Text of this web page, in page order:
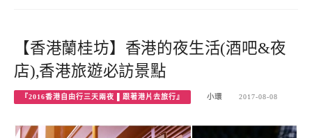
【香港蘭桂坊】香港的夜生活(酒吧&夜
店),香港旅遊必訪景點
『2016香港自由行三天兩夜 ▌跟著港片去旅行』 小環 2017-08-08